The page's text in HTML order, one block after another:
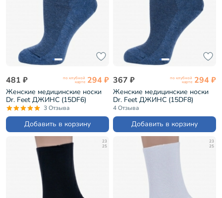
481 ₽ по клубной
карте 294 ₽
Женские медицинские носки
Dr. Feet ДЖИНС (15DF6)
3 Отзыва
Добавить в корзину
367 ₽ по клубной
карте 294 ₽
Женские медицинские носки
Dr. Feet ДЖИНС (15DF8)
4 Отзыва
Добавить в корзину
23
25
23
25